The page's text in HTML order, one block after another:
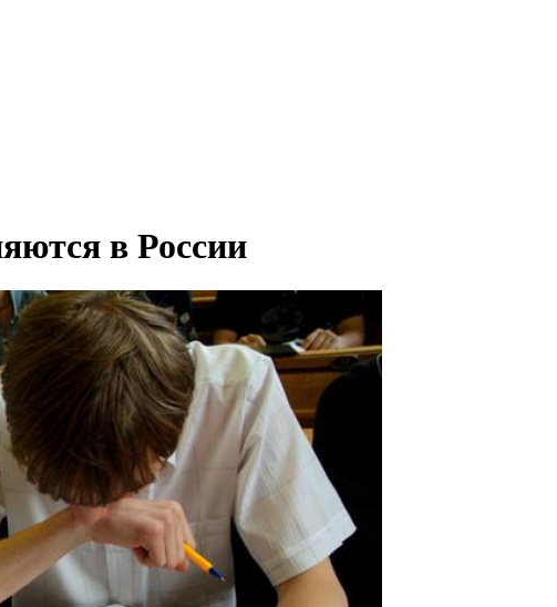
в России